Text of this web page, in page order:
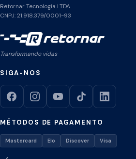
Retornar Tecnologia LTDA
CNPJ: 21.918.379/0001-93
Transformando vidas
SIGA-NOS
MÉTODOS DE PAGAMENTO
Mastercard Elo Discover Visa